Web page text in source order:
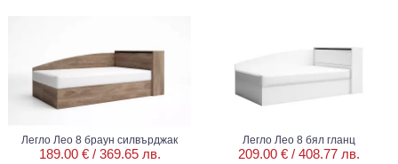
Легло Лео 8 браун силвърджак
189.00 € / 369.65 лв.
Легло Лео 8 бял гланц
209.00 € / 408.77 лв.